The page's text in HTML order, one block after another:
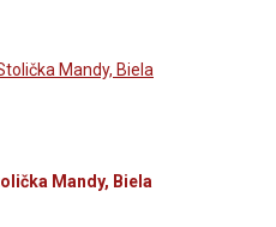
Mandy, Biela